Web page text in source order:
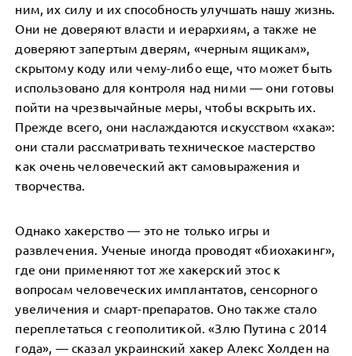
ним, их силу и их способность улучшать нашу жизнь.
Они не доверяют власти и иерархиям, а также не
доверяют запертым дверям, «черным ящикам»,
скрытому коду или чему-либо еще, что может быть
использовано для контроля над ними — они готовы
пойти на чрезвычайные меры, чтобы вскрыть их.
Прежде всего, они наслаждаются искусством «хака»:
они стали рассматривать техническое мастерство
как очень человеческий акт самовыражения и
творчества.
Однако хакерство — это не только игры и
развлечения. Ученые иногда проводят «биохакинг»,
где они применяют тот же хакерский этос к
вопросам человеческих имплантатов, сенсорного
увеличения и смарт-препаратов. Оно также стало
переплетаться с геополитикой. «Злю Путина с 2014
года», — сказал украинский хакер Алекс Холден на